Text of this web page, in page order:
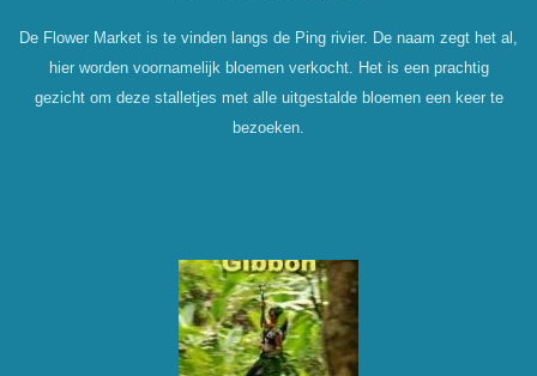
De Flower Market is te vinden langs de Ping rivier. De naam zegt het al,
hier worden voornamelijk bloemen verkocht. Het is een prachtig
gezicht om deze stalletjes met alle uitgestalde bloemen een keer te
bezoeken.